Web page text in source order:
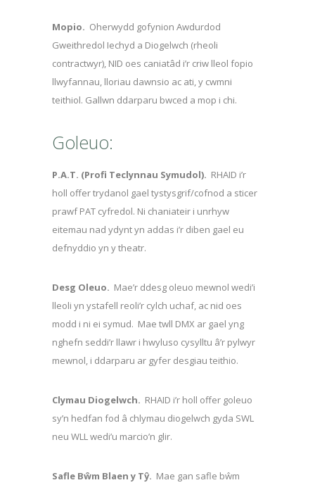
Mopio. Oherwydd gofynion Awdurdod
Gweithredol Iechyd a Diogelwch (rheoli
contractwyr), NID oes caniatâd i’r criw lleol fopio
llwyfannau, lloriau dawnsio ac ati, y cwmni
teithiol. Gallwn ddarparu bwced a mop i chi.
Goleuo:
P.A.T. (Profi Teclynnau Symudol). RHAID i’r
holl offer trydanol gael tystysgrif/cofnod a sticer
prawf PAT cyfredol. Ni chaniateir i unrhyw
eitemau nad ydynt yn addas i’r diben gael eu
defnyddio yn y theatr.
Desg Oleuo. Mae’r ddesg oleuo mewnol wedi’i
lleoli yn ystafell reoli’r cylch uchaf, ac nid oes
modd i ni ei symud. Mae twll DMX ar gael yng
nghefn seddi’r llawr i hwyluso cysylltu â’r pylwyr
mewnol, i ddarparu ar gyfer desgiau teithio.
Clymau Diogelwch. RHAID i’r holl offer goleuo
sy’n hedfan fod â chlymau diogelwch gyda SWL
neu WLL wedi’u marcio’n glir.
Safle Bŵm Blaen y Tŷ. Mae gan safle bŵm